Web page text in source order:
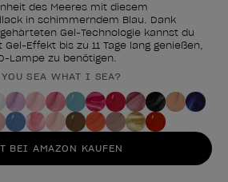
des Meeres mit diesem
in schimmerndem Blau. Dank
Gel-Technologie kannst du
Effekt bis zu 11 Tage lang genießen,
Lampe zu benötigen.
SEA WHAT I SEA?
BEI AMAZON KAUFEN